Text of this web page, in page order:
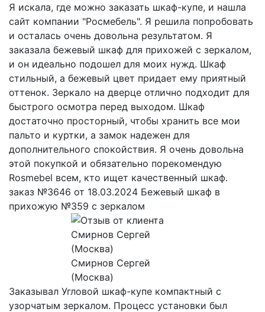
Я искала, где можно заказать шкаф-купе, и нашла
сайт компании "Росмебель". Я решила попробовать
и осталась очень довольна результатом. Я
заказала бежевый шкаф для прихожей с зеркалом,
и он идеально подошел для моих нужд. Шкаф
стильный, а бежевый цвет придает ему приятный
оттенок. Зеркало на дверце отлично подходит для
быстрого осмотра перед выходом. Шкаф
достаточно просторный, чтобы хранить все мои
пальто и куртки, а замок надежен для
дополнительного спокойствия. Я очень довольна
этой покупкой и обязательно порекомендую
Rosmebel всем, кто ищет качественный шкаф.
заказ №3646 от 18.03.2024 Бежевый шкаф в
прихожую №359 с зеркалом
Смирнов Сергей
(Москва)
Заказывал Угловой шкаф-купе компактный с
узорчатым зеркалом. Процесс установки был